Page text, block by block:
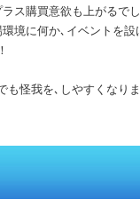
ス購買意欲も上がるでし
境に何か､イベントを
も怪我を､しやすくなり